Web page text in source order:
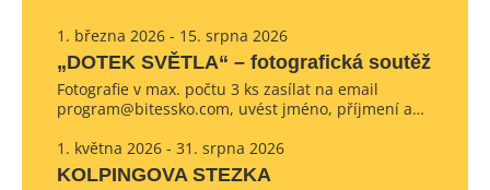
1. března 2026 - 15. srpna 2026
„DOTEK SVĚTLA“ – fotografická soutěž
Fotografie v max. počtu 3 ks zasílat na email
program@bitessko.com, uvést jméno, příjmení a…
1. května 2026 - 31. srpna 2026
KOLPINGOVA STEZKA